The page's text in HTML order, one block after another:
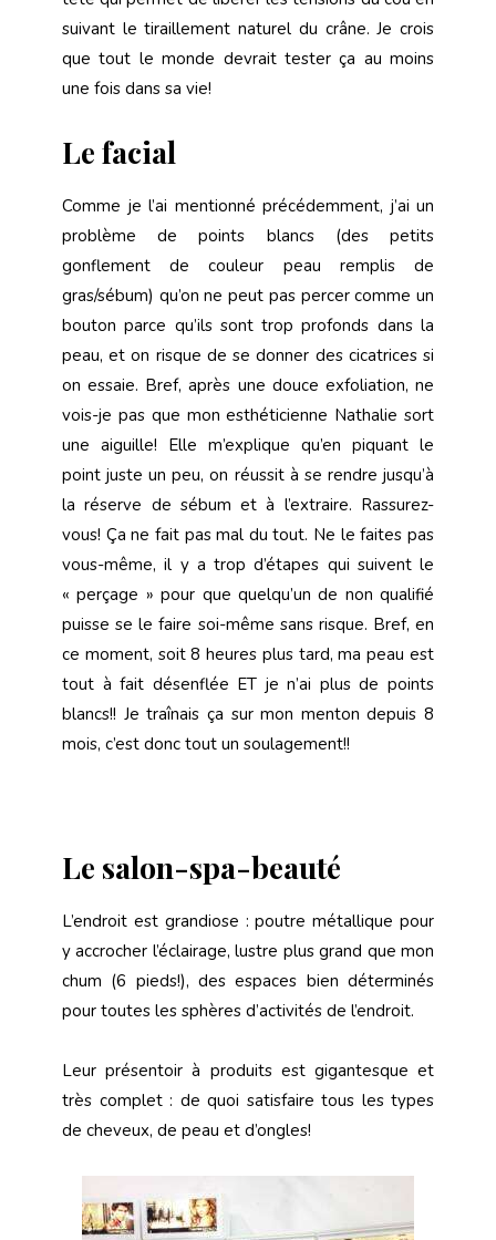
suivant le tiraillement naturel du crâne. Je crois
que tout le monde devrait tester ça au moins
une fois dans sa vie!
Le facial
Comme je l’ai mentionné précédemment, j’ai un
problème de points blancs (des petits
gonflement de couleur peau remplis de
gras/sébum) qu’on ne peut pas percer comme un
bouton parce qu’ils sont trop profonds dans la
peau, et on risque de se donner des cicatrices si
on essaie. Bref, après une douce exfoliation, ne
vois-je pas que mon esthéticienne Nathalie sort
une aiguille! Elle m’explique qu’en piquant le
point juste un peu, on réussit à se rendre jusqu’à
la réserve de sébum et à l’extraire. Rassurez-
vous! Ça ne fait pas mal du tout. Ne le faites pas
vous-même, il y a trop d’étapes qui suivent le
« perçage » pour que quelqu’un de non qualifié
puisse se le faire soi-même sans risque. Bref, en
ce moment, soit 8 heures plus tard, ma peau est
tout à fait désenflée ET je n’ai plus de points
blancs!! Je traînais ça sur mon menton depuis 8
mois, c’est donc tout un soulagement!!
Le salon-spa-beauté
L’endroit est grandiose : poutre métallique pour
y accrocher l’éclairage, lustre plus grand que mon
chum (6 pieds!), des espaces bien déterminés
pour toutes les sphères d’activités de l’endroit.
Leur présentoir à produits est gigantesque et
très complet : de quoi satisfaire tous les types
de cheveux, de peau et d’ongles!